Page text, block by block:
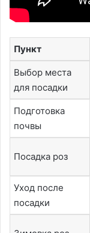
Пункт
Выбор места
для посадки
Подготовка
почвы
Посадка роз
Уход после
посадки